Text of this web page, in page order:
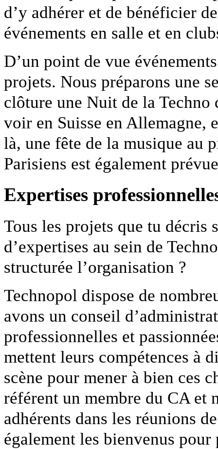
d’y adhérer et de bénéficier
événements en salle et en
D’un point de vue
projets. Nous préparons une
clôture une Nuit de la Techno
voir en Suisse en Allemagne,
là, une fête de la musique au
Parisiens est également
Expertises
Tous les projets que tu décris
d’expertises au sein de
structurée l’organisation ?
Technopol dispose de
avons un conseil
professionnelles et
mettent leurs compétences à
scène pour mener à bien ces
référent un membre du CA et
adhérents dans les réunions
également les bienvenus